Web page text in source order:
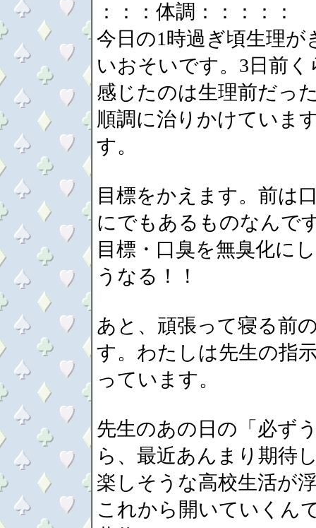
：：：体調：：：：：
今日の1時過ぎ頃生理
いおそいです。3日前
感じたのは生理前だっ
順調に治りかけていま
す。
目標をかえます。前は
にでもあるものなんで
目標・口臭を無臭化に
うなる！！
あと、頑張って寝る前
す。わたしは先生の指
っています。
先生のあの日の「必ず
ら、最近あんまり期待
楽しそうな高校生活が
これから開いていくん